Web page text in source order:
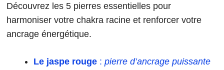
Découvrez les 5 pierres essentielles pour
harmoniser votre chakra racine et renforcer votre
ancrage énergétique.
Le jaspe rouge : pierre d’ancrage puissante